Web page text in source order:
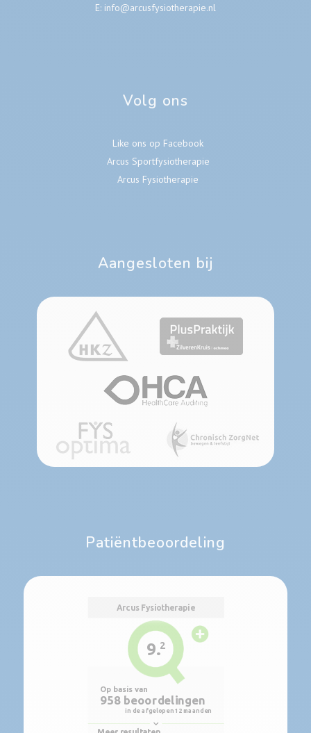
E: info@arcusfysiotherapie.nl
Volg ons
Like ons op Facebook
Arcus Sportfysiotherapie
Arcus Fysiotherapie
Aangesloten bij
Patiëntbeoordeling